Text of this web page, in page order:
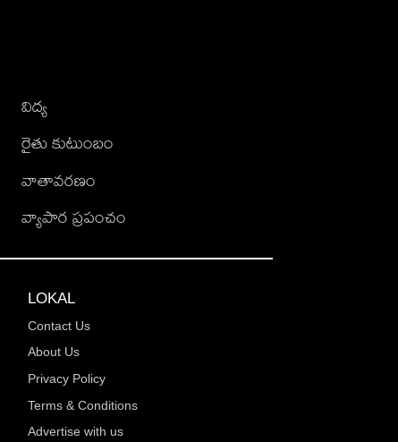
విద్య
రైతు కుటుంబం
వాతావరణం
వ్యాపార ప్రపంచం
LOKAL
Contact Us
About Us
Privacy Policy
Terms & Conditions
Advertise with us